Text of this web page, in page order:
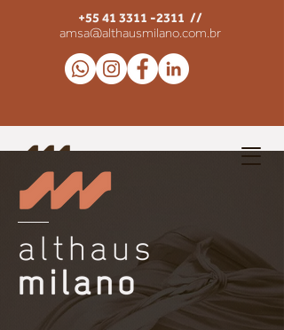
+55 41 3311 -2311 //
amsa@althausmilano.com.br